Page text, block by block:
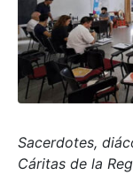
Sacerdotes,
Cáritas de la